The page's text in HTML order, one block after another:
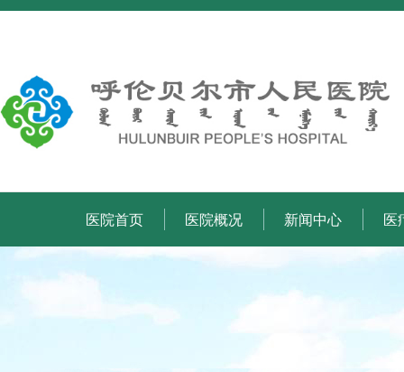
医院首页 医院概况 新闻中心 医